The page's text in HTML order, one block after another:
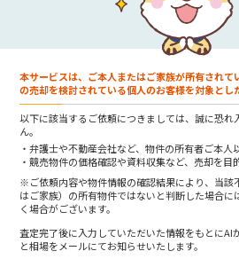
本サービスは、ご本人またはご家族が所有され
の売却を検討されている個人のお客様を対象とし
以下に該当するご依頼につきましては、誠に恐れ
ん。
弁護士や不動産会社など、物件の所有者ご本人
競売物件の価格確認や資料収集など、売却を目
※ご依頼内容や物件情報の確認結果により、当該
はご家族）の所有物件ではないと判断した場合
く場合がございます。
査定完了後に入力していただいた情報をもとにAI
と相場をメールにてお知らせいたします。